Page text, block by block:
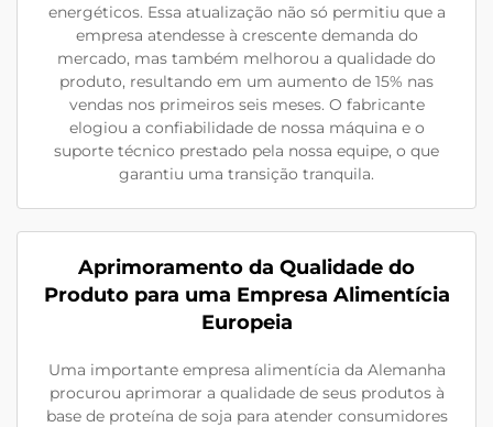
energéticos. Essa atualização não só permitiu que a
empresa atendesse à crescente demanda do
mercado, mas também melhorou a qualidade do
produto, resultando em um aumento de 15% nas
vendas nos primeiros seis meses. O fabricante
elogiou a confiabilidade de nossa máquina e o
suporte técnico prestado pela nossa equipe, o que
garantiu uma transição tranquila.
Aprimoramento da Qualidade do
Produto para uma Empresa Alimentícia
Europeia
Uma importante empresa alimentícia da Alemanha
procurou aprimorar a qualidade de seus produtos à
base de proteína de soja para atender consumidores